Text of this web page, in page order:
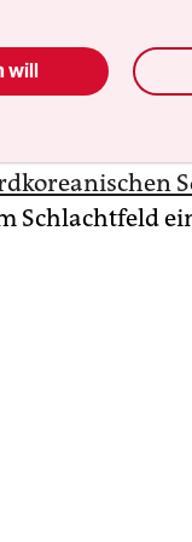
dass die
Druck
Schlachtfeld
will